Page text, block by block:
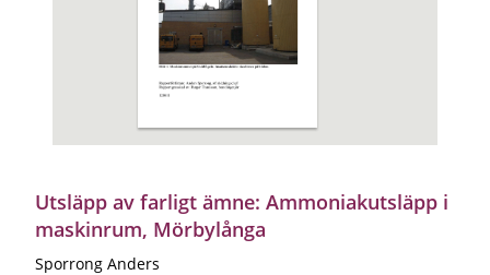
Utsläpp av farligt ämne: Ammoniakutsläpp i
maskinrum, Mörbylånga
Sporrong Anders